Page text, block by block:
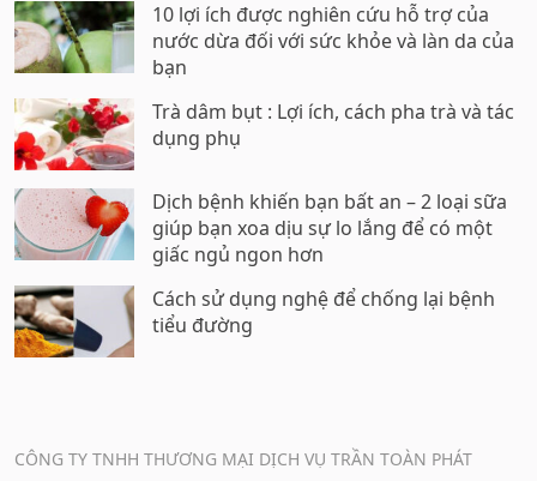
10 lợi ích được nghiên cứu hỗ trợ của
nước dừa đối với sức khỏe và làn da của
bạn
Trà dâm bụt : Lợi ích, cách pha trà và tác
dụng phụ
Dịch bệnh khiến bạn bất an – 2 loại sữa
giúp bạn xoa dịu sự lo lắng để có một
giấc ngủ ngon hơn
Cách sử dụng nghệ để chống lại bệnh
tiểu đường
CÔNG TY TNHH THƯƠNG MẠI DỊCH VỤ TRẦN TOÀN PHÁT